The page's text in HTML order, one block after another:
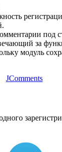
под
за
модуль
JComments